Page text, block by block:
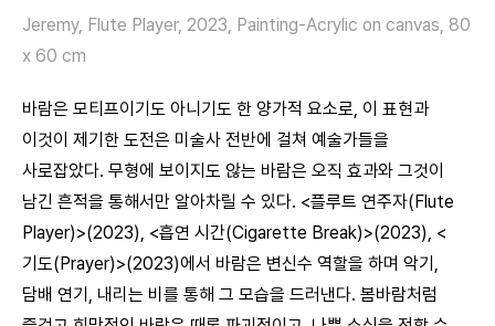
Jeremy, Flute Player, 2023, Painting-Acrylic on canvas, 80
x 60 cm
바람은 모티프이기도 아니기도 한 양가적 요소로, 이 표현과
이것이 제기한 도전은 미술사 전반에 걸쳐 예술가들을
사로잡았다. 무형에 보이지도 않는 바람은 오직 효과와 그것이
남긴 흔적을 통해서만 알아차릴 수 있다. <플루트 연주자(Flute
Player)>(2023), <흡연 시간(Cigarette Break)>(2023), <
기도(Prayer)>(2023)에서 바람은 변신수 역할을 하며 악기,
담배 연기, 내리는 비를 통해 그 모습을 드러낸다. 봄바람처럼